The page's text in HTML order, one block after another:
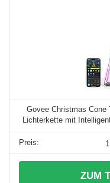
Govee Christmas Cone
Lichterkette mit
ZUM